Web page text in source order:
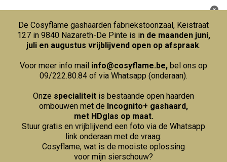
De Cosyflame gashaarden fabriekstoonzaal, Keistraat
127 in 9840 Nazareth-De Pinte is in de maanden juni,
juli en augustus vrijblijvend open op afspraak.
Voor meer info mail info@cosyflame.be, bel ons op
09/222.80.84 of via Whatsapp (onderaan).
Onze specialiteit is bestaande open haarden
ombouwen met de Incognito+ gashaard,
met HDglas op maat.
Stuur gratis en vrijblijvend een foto via de Whatsapp
link onderaan met de vraag:
Cosyflame, wat is de mooiste oplossing
voor mijn sierschouw?